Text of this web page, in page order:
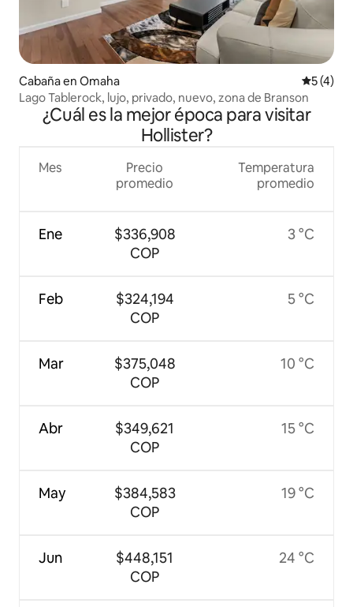
Cabaña en Omaha
5 (4)
Lago Tablerock, lujo, privado, nuevo, zona de Branson
¿Cuál es la mejor época para visitar
Hollister?
Mes
Ene
Feb
Mar
Abr
May
Jun
Precio
promedio
$336,908
COP
$324,194
COP
$375,048
COP
$349,621
COP
$384,583
COP
$448,151
COP
Temperatura
promedio
3 °C
5 °C
10 °C
15 °C
19 °C
24 °C